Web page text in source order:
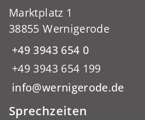
Marktplatz 1
38855 Wernigerode
+49 3943 654 0
+49 3943 654 199
info@wernigerode.de
Sprechzeiten